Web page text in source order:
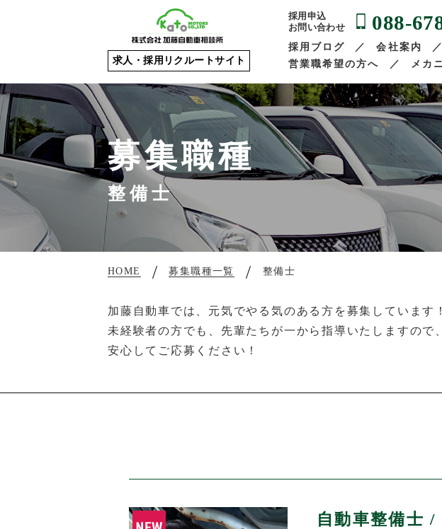
求人・採用リクルートサイト
採用申込
お問い合わせ
088-
採用ブログ 会社案内
営業職希望の方へ
メカ
募集職種
整備士
HOME 募集職種一覧 整備士
加藤自動車では、元気でやる気のある方を募集しています！
未経験者の方でも、先輩たちが一から指導いたしますので、
安心してご応募ください！
自動車整備士